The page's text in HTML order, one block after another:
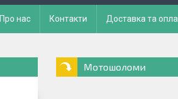
Про нас Контакти Доставка та
Мотошоломи